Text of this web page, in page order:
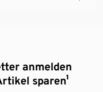
anmelden
sparen¹